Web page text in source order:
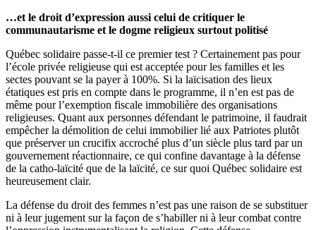
…et le droit d’expression aussi celui de critiquer le
communautarisme et le dogme religieux surtout politisé
Québec solidaire passe-t-il ce premier test ? Certainement pas pour
l’école privée religieuse qui est acceptée pour les familles et les
sectes pouvant se la payer à 100%. Si la laïcisation des lieux
étatiques est pris en compte dans le programme, il n’en est pas de
même pour l’exemption fiscale immobilière des organisations
religieuses. Quant aux personnes défendant le patrimoine, il faudrait
empêcher la démolition de celui immobilier lié aux Patriotes plutôt
que préserver un crucifix accroché plus d’un siècle plus tard par un
gouvernement réactionnaire, ce qui confine davantage à la défense
de la catho-laïcité que de la laïcité, ce sur quoi Québec solidaire est
heureusement clair.
La défense du droit des femmes n’est pas une raison de se substituer
ni à leur jugement sur la façon de s’habiller ni à leur combat contre